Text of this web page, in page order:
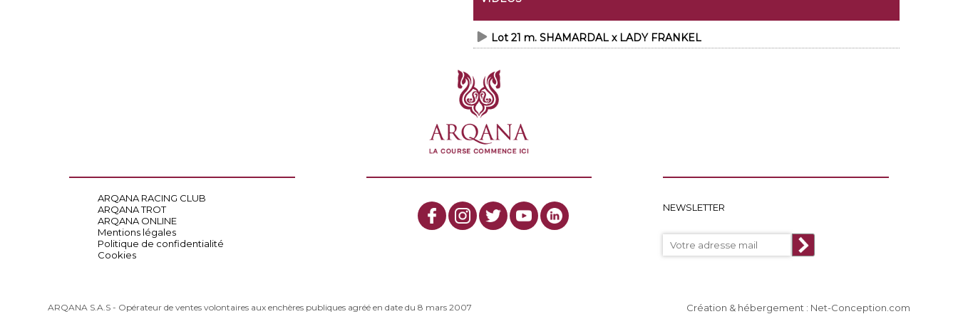
Lot 21 m. SHAMARDAL x LADY FRANKEL
ARQANA RACING CLUB
ARQANA TROT
ARQANA ONLINE
Mentions légales
Politique de confidentialité
Cookies
NEWSLETTER
ARQANA S.A.S - Opérateur de ventes volontaires aux enchères publiques agréé en date du 8 mars 2007 Création & hébergement : Net-Conception.com